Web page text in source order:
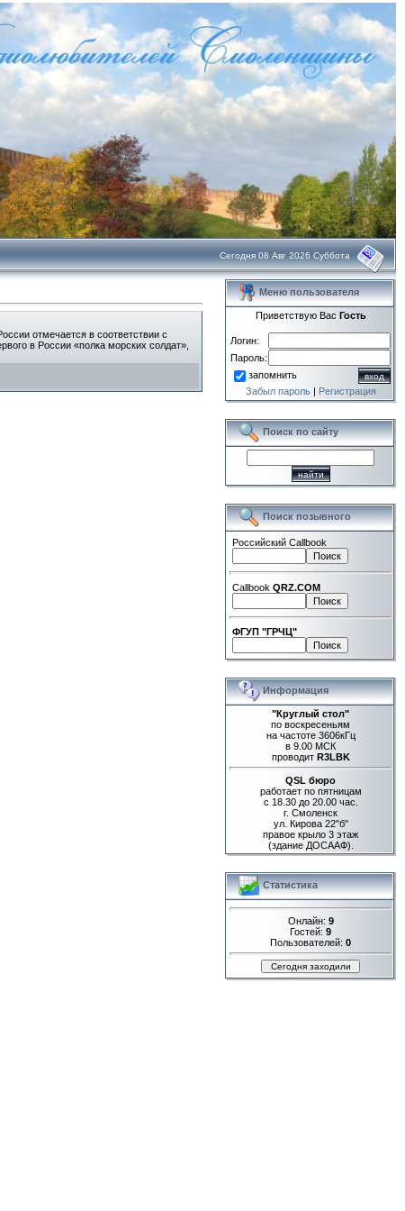
Сегодня 08 Авг 2026 Суббота
отмечается в соответствии с
в России «полка морских солдат»,
Меню пользователя
Приветствую Вас Гость
Логин:
Пароль:
запомнить
Забыл пароль| Регистрация
Поиск по сайту
Поиск позывного
Российский Callbook
Callbook QRZ.COM
ФГУП "ГРЧЦ"
Информация
"Круглый стол"
по воскресеньям
на частоте 3606кГц
в 9.00 МСК
проводит R3LBK
QSL бюро
работает по пятницам
с 18.30 до 20.00 час.
г. Смоленск
ул. Кирова 22"б"
правое крыло 3 этаж
(здание ДОСААФ).
Статистика
Онлайн: 9
Гостей: 9
Пользователей: 0